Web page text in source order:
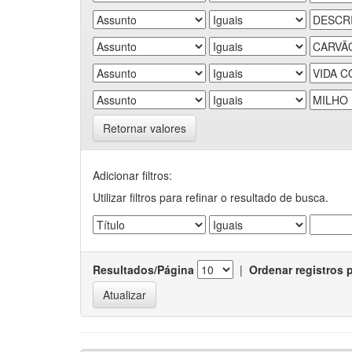
Retornar valores
Adicionar filtros:
Utilizar filtros para refinar o resultado de busca.
Resultados/Página | Ordenar registros